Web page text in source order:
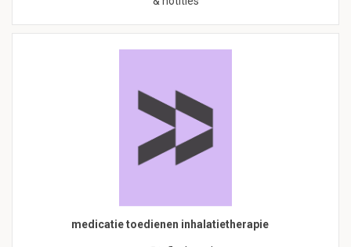
medicatie toedienen inhalatietherapie